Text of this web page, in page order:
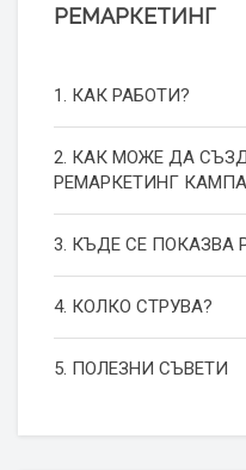
РЕМАРКЕТИНГ
1. КАК РАБОТИ?
2. КАК МОЖЕ ДА
РЕМАРКЕТИНГ
3. КЪДЕ СЕ ПОКАЗВА
4. КОЛКО СТРУВА?
5. ПОЛЕЗНИ СЪВЕТИ